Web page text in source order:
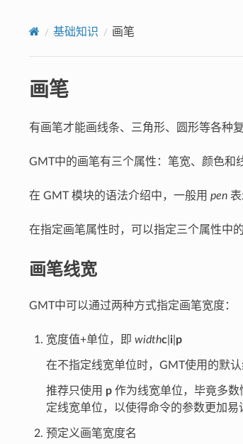
基础知识 画笔
画笔
有画笔才能画线条、三角形、圆形等各种复
GMT中的画笔有三个属性：笔宽、颜色和
在 GMT 模块的语法介绍中，一般用 pen表
在指定画笔属性时，可以指定三个属性中
画笔线宽
GMT中可以通过两种方式指定画笔宽度：
宽度值+单位，即 widthc| i| p
在不指定线宽单位时，GMT使用的默
推荐只使用 p作为线宽单位，毕竟多数
定线宽单位，以使得命令的参数更加易
预定义画笔宽度名